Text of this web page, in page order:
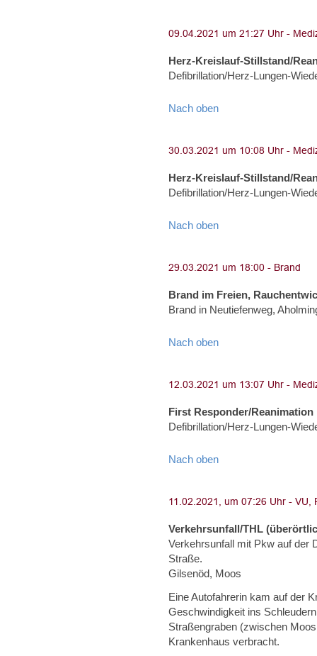
Herz-Kreislauf-Stillstand/
Defibrillation/Herz-Lungen-
Nach oben
Herz-Kreislauf-Stillstand/
Defibrillation/Herz-Lungen-
Nach oben
Brand im Freien,
Brand in Neutiefenweg,
Nach oben
First Responder/Reanimation
Defibrillation/Herz-Lungen-
Nach oben
Verkehrsunfall/THL
Verkehrsunfall mit Pkw auf der
Straße.
Gilsenöd, Moos
Eine Autofahrerin kam auf der
Geschwindigkeit ins
Straßengraben (zwischen
Krankenhaus verbracht.